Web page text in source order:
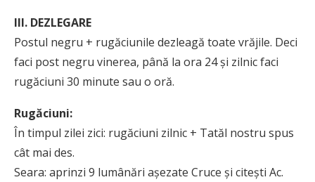
III. DEZLEGARE
Postul negru + rugăciunile dezleagă toate vrăjile. Deci
faci post negru vinerea, până la ora 24 şi zilnic faci
rugăciuni 30 minute sau o oră.
Rugăciuni:
În timpul zilei zici: rugăciuni zilnic + Tatăl nostru spus
cât mai des.
Seara: aprinzi 9 lumânări aşezate Cruce şi citeşti Ac.